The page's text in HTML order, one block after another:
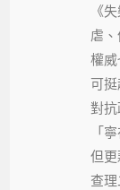
《
虐
權
可
對抗
「
但
查